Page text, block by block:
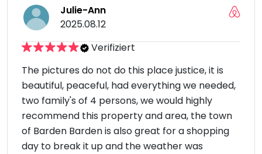
Julie-Ann
2025.08.12
Verifiziert
The pictures do not do this place justice, it is
beautiful, peaceful, had everything we needed,
two family's of 4 persons, we would highly
recommend this property and area, the town
of Barden Barden is also great for a shopping
day to break it up and the weather was